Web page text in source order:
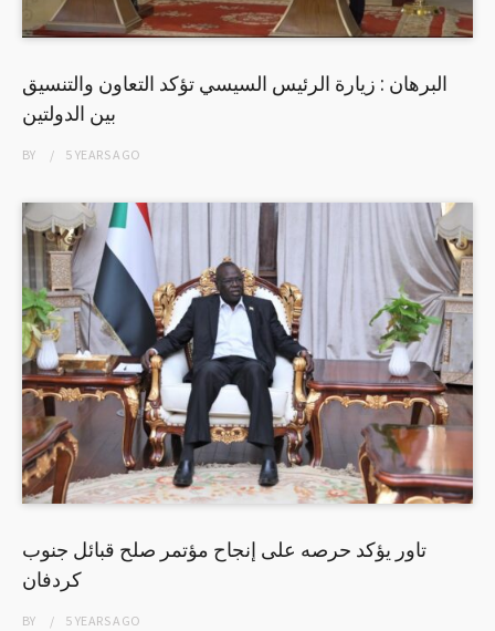
البرهان : زيارة الرئيس السيسي تؤكد التعاون والتنسيق
بين الدولتين
BY 5 YEARSAGO
تاور يؤكد حرصه على إنجاح مؤتمر صلح قبائل جنوب
كردفان
BY 5 YEARSAGO